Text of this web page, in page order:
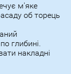
м'яке
об торець
глибині.
накладні